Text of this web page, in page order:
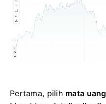
Pertama, pilih mata uang